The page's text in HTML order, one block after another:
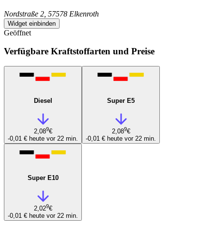
Nordstraße 2, 57578 Elkenroth
Widget einbinden
Geöffnet
Verfügbare Kraftstoffarten und Preise
Diesel
2,089€
-0,01 € heute vor 22 min.
Super E5
2,089€
-0,01 € heute vor 22 min.
Super E10
2,029€
-0,01 € heute vor 22 min.